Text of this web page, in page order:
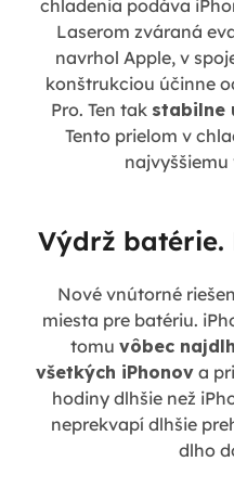
chladenia podáva
Laserom zváraná
navrhol Apple, v
konštrukciou účinne
Pro. Ten tak stabilne
Tento prielom v
najvyššiemu
Výdrž batérie.
Nové vnútorné
miesta pre batériu.
tomu vôbec
všetkých iPhonova
hodiny dlhšie než
neprekvapí dlhšie
dlho